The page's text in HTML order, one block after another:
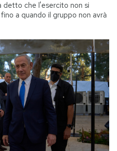
detto che l'esercito non si
a quando il gruppo non avrà